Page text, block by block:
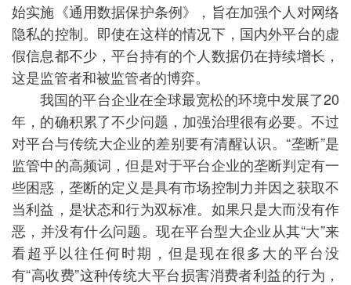
始实施《通用数据保护条例》，旨在加强个人对网络
隐私的控制。即使在这样的情况下，国内外平台的虚
假信息都不少，平台持有的个人数据仍在持续增长，
这是监管者和被监管者的博弈。
我国的平台企业在全球最宽松的环境中发展了20
年，的确积累了不少问题，加强治理很有必要。不过
对平台与传统大企业的差别要有清醒认识。“垄断”是
监管中的高频词，但是对于平台企业的垄断判定有一
些困惑，垄断的定义是具有市场控制力并因之获取不
当利益，是状态和行为双标准。如果只是大而没有作
恶，并没有什么问题。现在平台型大企业从其“大”来
看超乎以往任何时期，但是现在很多大的平台没
有“高收费”这种传统大平台损害消费者利益的行为，